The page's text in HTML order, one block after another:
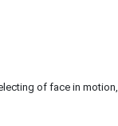
of face in motion,